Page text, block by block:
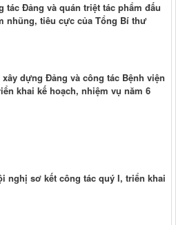
tác Đảng và quán triệt tác phẩm đấu
nhũng, tiêu cực của Tổng Bí thư
dựng Đảng và công tác Bệnh viện
khai kế hoạch, nhiệm vụ năm 6
nghị sơ kết công tác quý I, triển khai